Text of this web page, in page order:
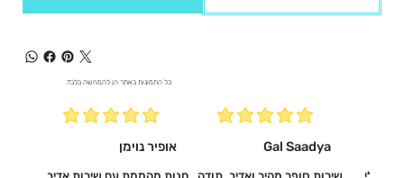
כל התמונות באתר הן להמחשה בלבד.
אופיר נוימן Gal Saadya